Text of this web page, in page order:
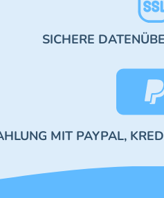
SICHERE
MIT PAYPAL,